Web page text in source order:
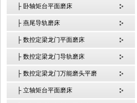
├ 卧轴矩台平面磨床
├ 燕尾导轨磨床
├ 数控定梁龙门平面磨床
├ 数控定梁龙门导轨磨床
├ 数控定梁龙门万能磨头平磨
├ 立轴矩台平面磨床